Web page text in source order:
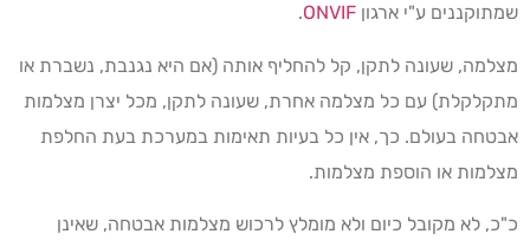
שמתוקננים ע"י ארגון ONVIF
.
מצלמה, שעונה לתקן, קל להחליף אותה (אם היא נגנבת, נשברת או
מתקלקלת) עם כל מצלמה אחרת, שעונה לתקן, מכל יצרן מצלמות
אבטחה בעולם. כך, אין כל בעיות תאימות במערכת בעת החלפת
מצלמות או הוספת מצלמות.
כ"כ, לא מקובל כיום ולא מומלץ לרכוש מצלמות אבטחה, שאינן